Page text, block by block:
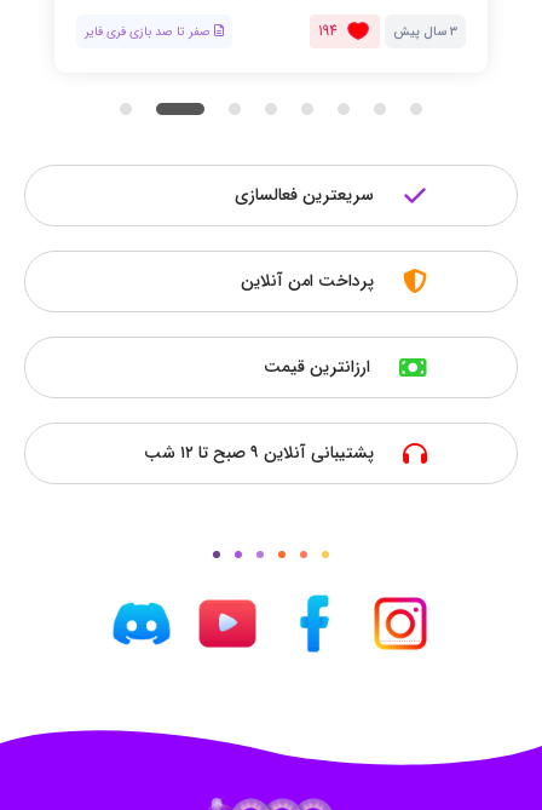
3 سال پیش 194 صفر تا صد بازی فری فایر
سریعترین فعالسازی
پرداخت امن آنلاین
ارزانترین قیمت
پشتیبانی آنلاین ۹ صبح تا ۱۲ شب